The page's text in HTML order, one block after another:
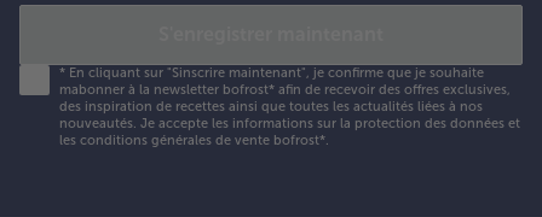
* En cliquant sur "Sinscrire maintenant", je confirme que je souhaite
mabonner à la newsletter bofrost* afin de recevoir des offres exclusives,
des inspiration de recettes ainsi que toutes les actualités liées à nos
nouveautés. Je accepte les informations sur la protection des données et
les conditions générales de vente bofrost*.